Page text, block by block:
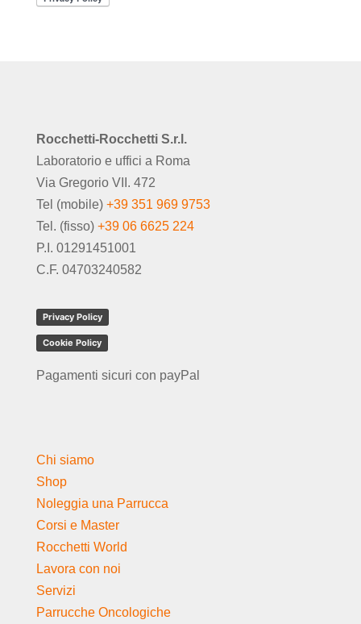
Rocchetti-Rocchetti S.r.l.
Laboratorio e uffici a Roma
Via Gregorio VII. 472
Tel (mobile) +39 351 969 9753
Tel. (fisso) +39 06 6625 224
P.I. 01291451001
C.F. 04703240582
Privacy Policy
Cookie Policy
Pagamenti sicuri con payPal
Chi siamo
Shop
Noleggia una Parrucca
Corsi e Master
Rocchetti World
Lavora con noi
Servizi
Parrucche Oncologiche